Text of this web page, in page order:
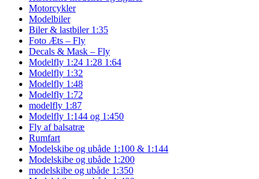
Motorcykler
Modelbiler
Biler & lastbiler 1:35
Foto Æts – Fly
Decals & Mask – Fly
Modelfly 1:24 1:28 1:64
Modelfly 1:32
Modelfly 1:48
Modelfly 1:72
modelfly 1:87
Modelfly 1:144 og 1:450
Fly af balsatræ
Rumfart
Modelskibe og ubåde 1:100 & 1:144
Modelskibe og ubåde 1:200
modelskibe og ubåde 1:350